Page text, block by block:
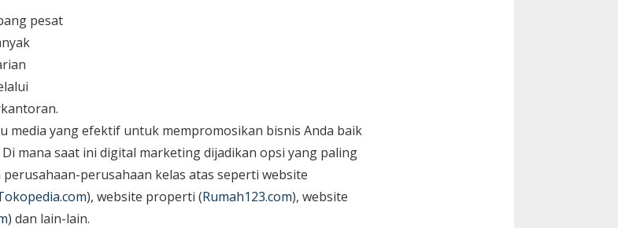
pesat
media yang efektif untuk mempromosikan bisnis Anda baik
mana saat ini digital marketing dijadikan opsi yang paling
perusahaan kelas atas seperti website
), website properti (Rumah123.com), website
dan lain-lain.